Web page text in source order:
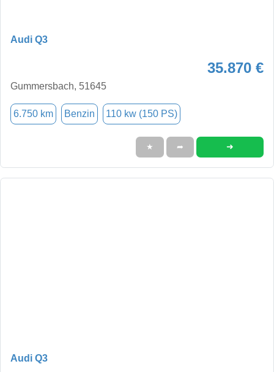
Audi Q3
35.870 €
Gummersbach, 51645
6.750 km Benzin 110 kw (150 PS)
★ ➦ ➜
Audi Q3